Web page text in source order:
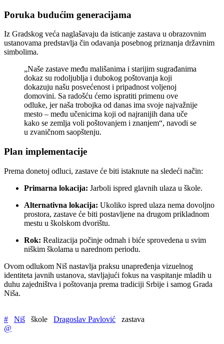
Poruka budućim generacijama
Iz Gradskog veća naglašavaju da isticanje zastava u obrazovnim
ustanovama predstavlja čin odavanja posebnog priznanja državnim
simbolima.
„Naše zastave među mališanima i starijim sugrađanima
dokaz su rodoljublja i dubokog poštovanja koji
dokazuju našu posvećenost i pripadnost voljenoj
domovini. Sa radošću ćemo ispratiti primenu ove
odluke, jer naša trobojka od danas ima svoje najvažnije
mesto – među učenicima koji od najranijih dana uče
kako se zemlja voli poštovanjem i znanjem“, navodi se
u zvaničnom saopštenju.
Plan implementacije
Prema donetoj odluci, zastave će biti istaknute na sledeći način:
Primarna lokacija: Jarboli ispred glavnih ulaza u škole.
Alternativna lokacija: Ukoliko ispred ulaza nema dovoljno
prostora, zastave će biti postavljene na drugom prikladnom
mestu u školskom dvorištu.
Rok: Realizacija počinje odmah i biće sprovedena u svim
niškim školama u narednom periodu.
Ovom odlukom Niš nastavlja praksu unapređenja vizuelnog
identiteta javnih ustanova, stavljajući fokus na vaspitanje mladih u
duhu zajedništva i poštovanja prema tradiciji Srbije i samog Grada
Niša.
# Niš škole Dragoslav Pavlović
zastava
@